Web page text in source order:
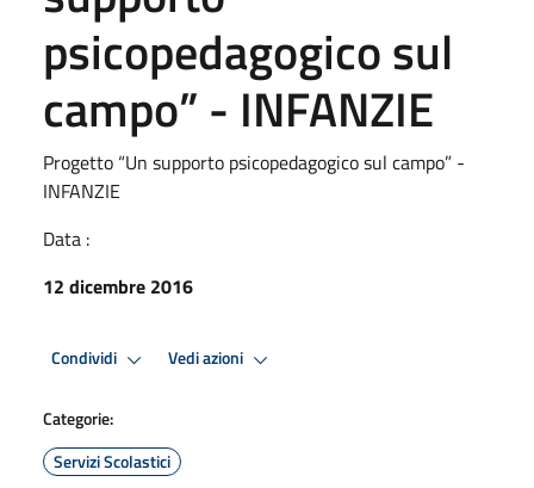
psicopedagogico sul
campo” - INFANZIE
Progetto “Un supporto psicopedagogico sul campo” -
INFANZIE
Data :
12 dicembre 2016
Condividi Vedi azioni
Categorie:
Servizi Scolastici